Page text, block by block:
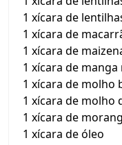
1 xícara de
1 xícara de
1 xícara de
1 xícara de
1 xícara de molho
1 xícara de molho
1 xícara de
1 xícara de óleo